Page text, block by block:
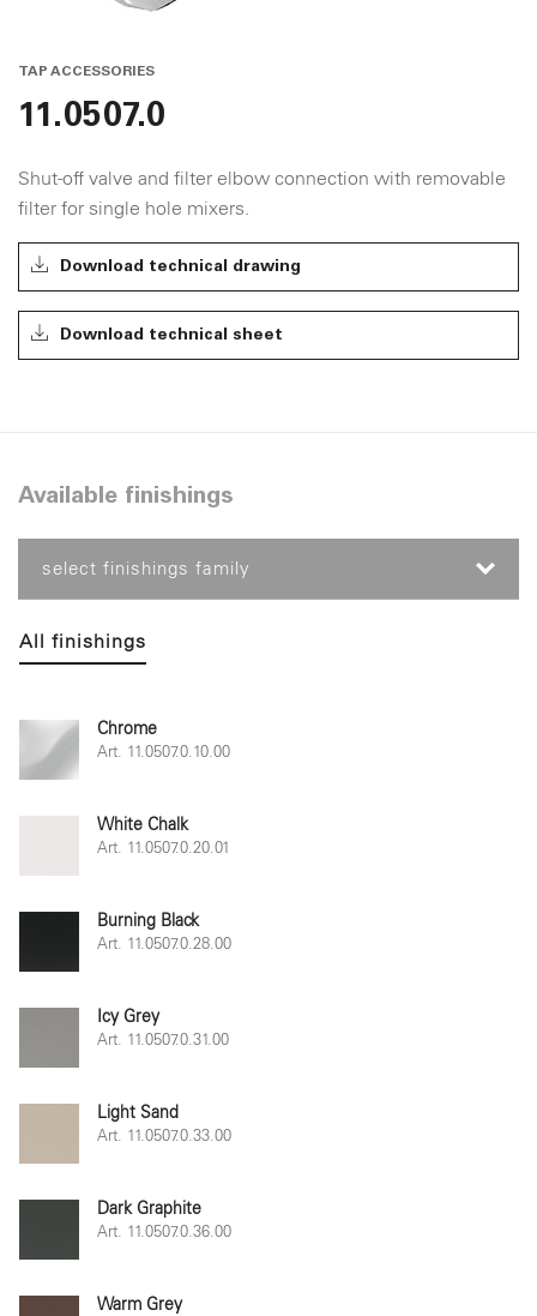
TAP ACCESSORIES
11.0507.0
Shut-off valve and filter elbow connection with removable
filter for single hole mixers.
Download technical drawing
Download technical sheet
Available finishings
select finishings family
All finishings
Chrome
Art. 11.0507.0.10.00
White Chalk
Art. 11.0507.0.20.01
Burning Black
Art. 11.0507.0.28.00
Icy Grey
Art. 11.0507.0.31.00
Light Sand
Art. 11.0507.0.33.00
Dark Graphite
Art. 11.0507.0.36.00
Warm Grey